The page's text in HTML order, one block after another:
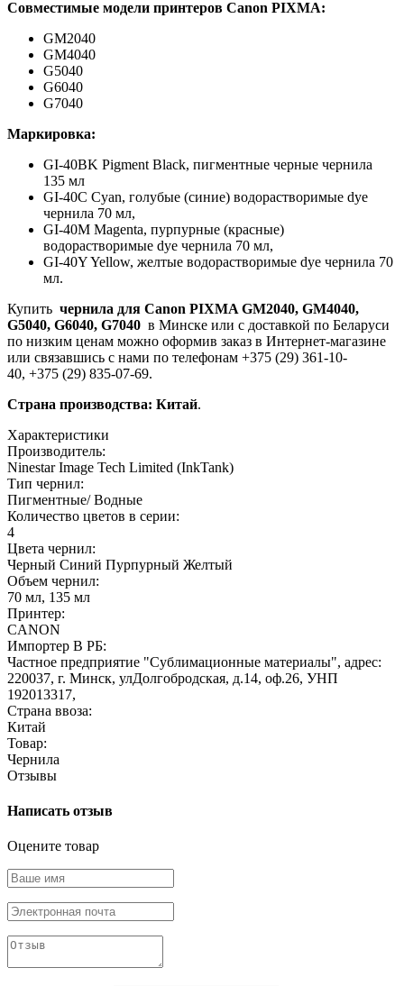
Совместимые модели принтеров Canon PIXMA:
GM2040
GM4040
G5040
G6040
G7040
Маркировка:
GI-40BK Pigment Black, пигментные черные чернила
135 мл
GI-40C Cyan, голубые (синие) водорастворимые dye
чернила 70 мл,
GI-40M Magenta, пурпурные (красные)
водорастворимые dye чернила 70 мл,
GI-40Y Yellow, желтые водорастворимые dye чернила 70
мл.
Купить чернила для Canon PIXMA GM2040, GM4040,
G5040, G6040, G7040 в Минске или с доставкой по Беларуси
по низким ценам можно оформив заказ в Интернет-магазине
или связавшись с нами по телефонам +375 (29) 361-10-
40, +375 (29) 835-07-69.
Страна производства: Китай.
Характеристики
Производитель:
Ninestar Image Tech Limited (InkTank)
Тип чернил:
Пигментные/ Водные
Количество цветов в серии:
4
Цвета чернил:
Черный Синий Пурпурный Желтый
Объем чернил:
70 мл, 135 мл
Принтер:
CANON
Импортер В РБ:
Частное предприятие "Сублимационные материалы", адрес:
220037, г. Минск, улДолгобродская, д.14, оф.26, УНП
192013317,
Страна ввоза:
Китай
Товар:
Чернила
Отзывы
Написать отзыв
Оцените товар